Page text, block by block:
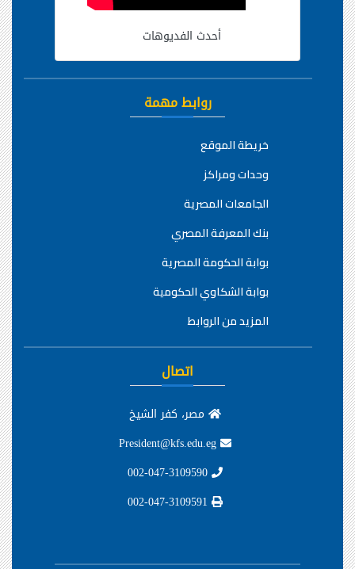
أحدث الفديوهات
روابط مهمة
خريطة الموقع
وحدات ومراكز
الجامعات المصرية
بنك المعرفة المصري
بوابة الحكومة المصرية
بوابة الشكاوي الحكومية
المزيد من الروابط
اتصال
مصر، كفر الشيخ